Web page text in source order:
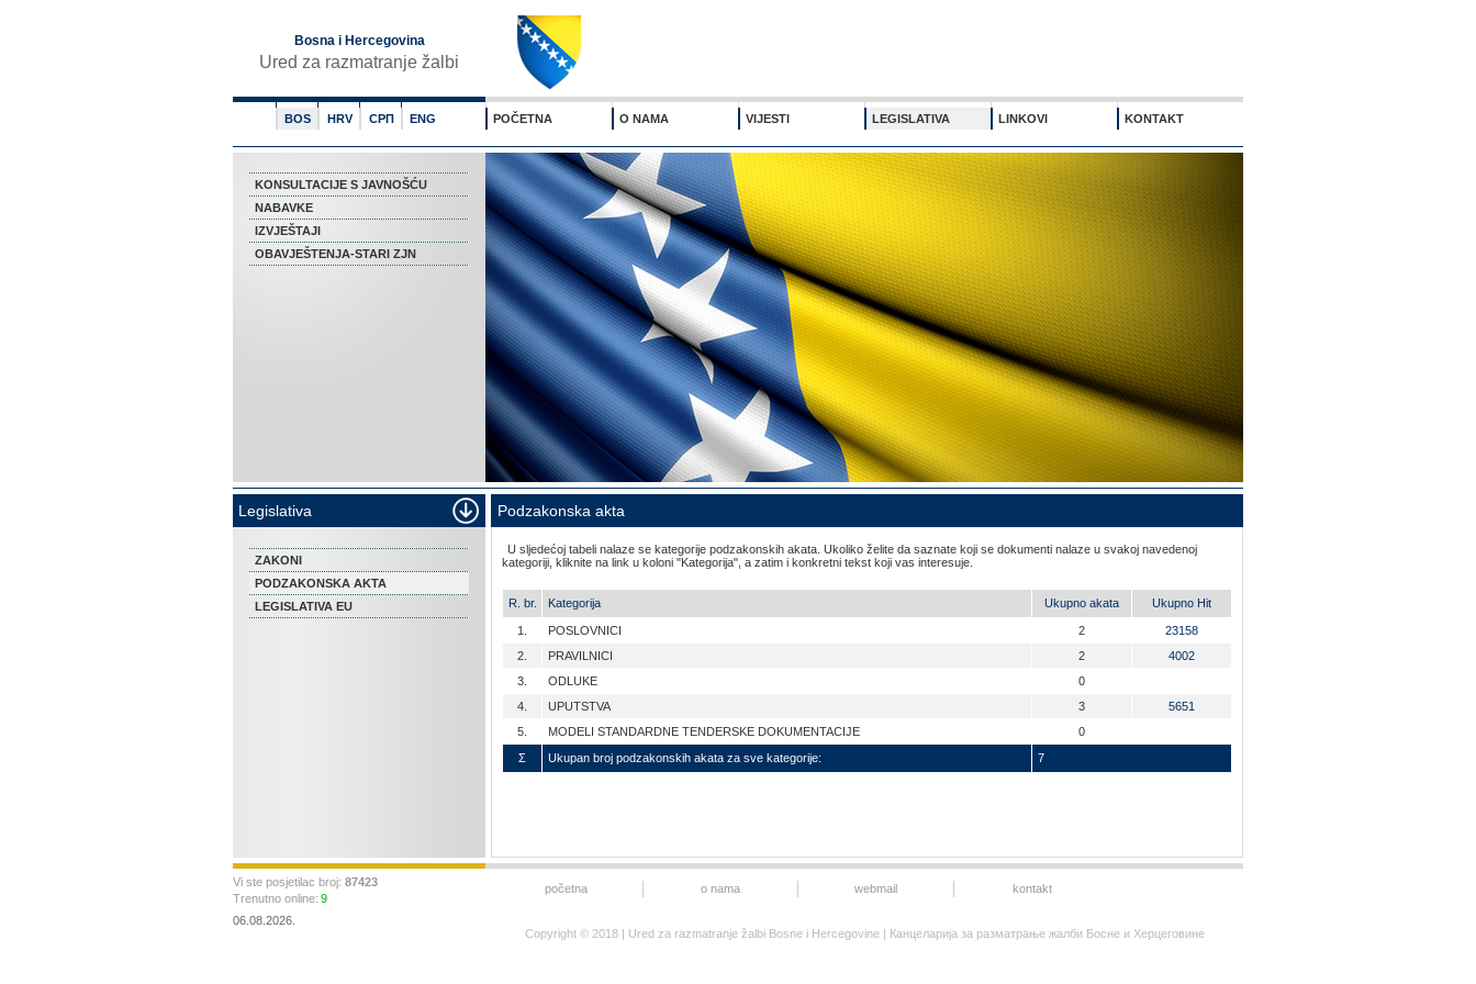
Bosna i Hercegovina
Ured za razmatranje žalbi
BOS HRV СРП ENG POČETNA O NAMA VIJESTI LEGISLATIVA LINKOVI KONTAKT
KONSULTACIJE S JAVNOŠĆU
NABAVKE
IZVJEŠTAJI
OBAVJEŠTENJA-STARI ZJN
Legislativa
ZAKONI
PODZAKONSKA AKTA
LEGISLATIVA EU
Podzakonska akta
U sljedećoj tabeli nalaze se kategorije podzakonskih akata. Ukoliko želite da saznate koji se dokumenti nalaze u svakoj navedenoj
kategoriji, kliknite na link u koloni "Kategorija", a zatim i konkretni tekst koji vas interesuje.
R. br. Kategorija Ukupno akata Ukupno Hit
1. POSLOVNICI 2
23158
2.
PRAVILNICI 2
4002
3.
ODLUKE
0
4.
UPUTSTVA 3
5651
5.
MODELI STANDARDNE TENDERSKE DOKUMENTACIJE
0
Σ
Ukupan broj podzakonskih akata za sve kategorije: 7
Vi ste posjetilac broj: 87423
Trenutno online: 9
06.08.2026.
početna o nama webmail kontakt
Copyright © 2018 | Ured za razmatranje žalbi Bosne i Hercegovine | Канцеларија за разматрање жалби Босне и Херцеговине